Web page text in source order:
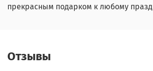
прекрасным подарком к любому
Отзывы